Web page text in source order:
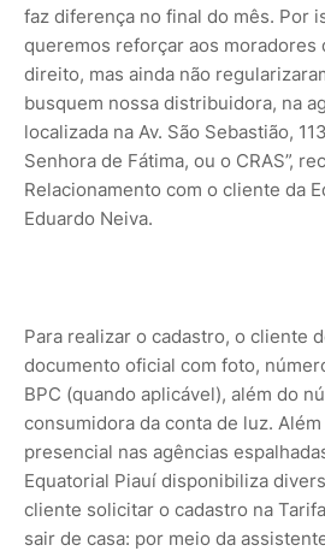
faz diferença no final do mês. Por
queremos reforçar aos moradores
direito, mas ainda não
busquem nossa distribuidora, na
localizada na Av. São Sebastião,
Senhora de Fátima, ou o CRAS”,
Relacionamento com o cliente da
Eduardo Neiva.
Para realizar o cadastro, o cliente
documento oficial com foto,
BPC (quando aplicável), além do
consumidora da conta de luz.
presencial nas agências
Equatorial Piauí disponibiliza
cliente solicitar o cadastro na
sair de casa: por meio da